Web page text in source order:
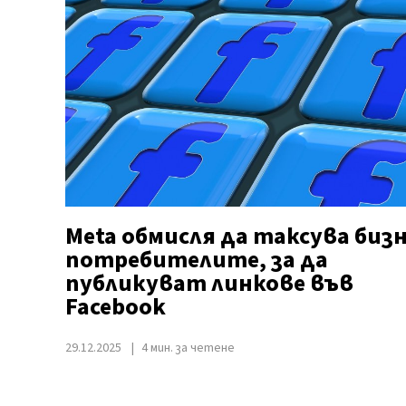
Meta обмисля да таксува
потребителите, за да
публикуват линкове във
Facebook
29.12.2025 4 мин. за четене